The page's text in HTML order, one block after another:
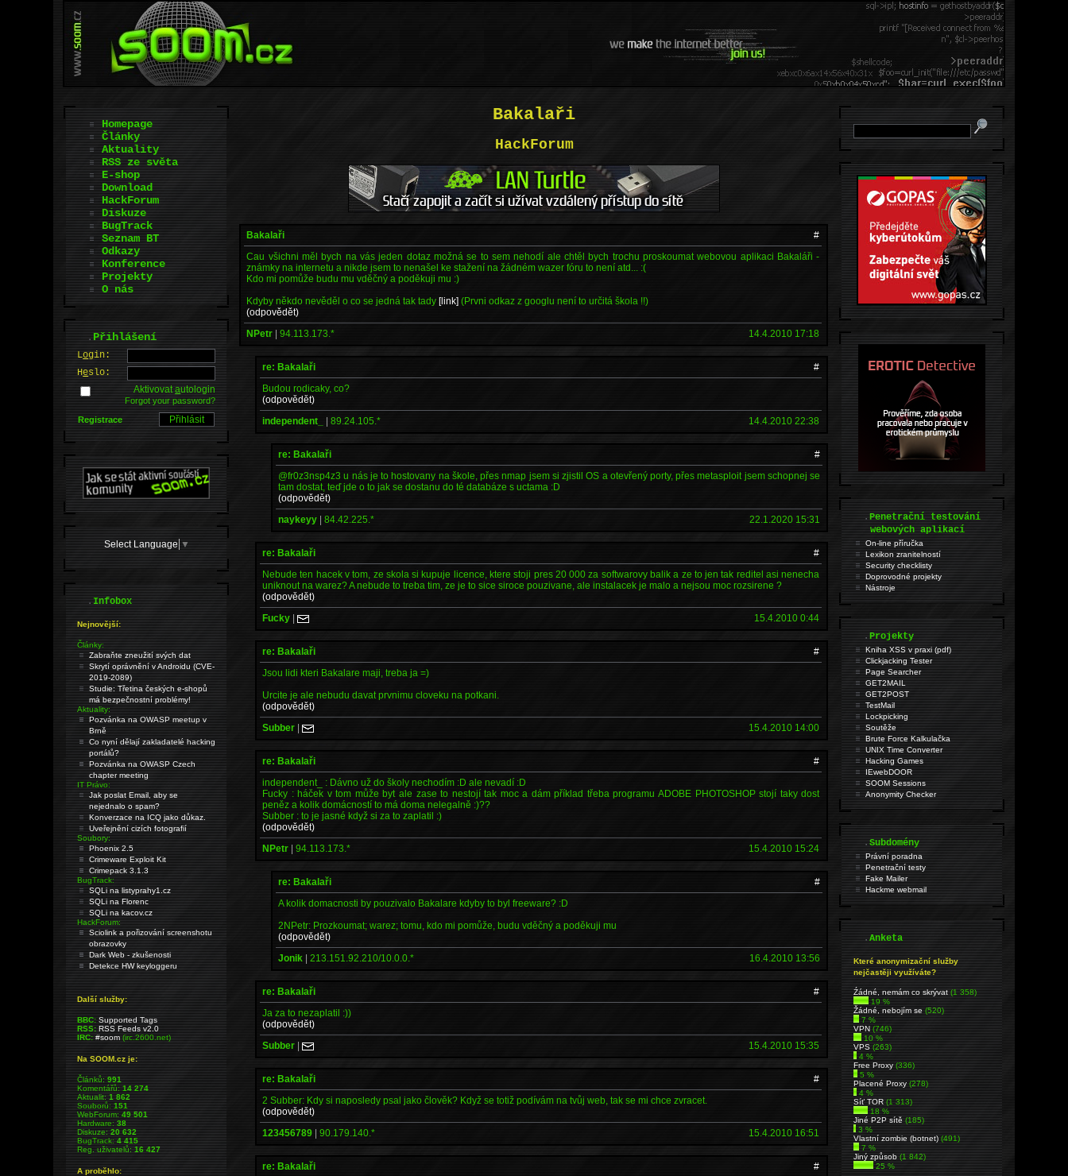
Bakalaři
HackForum
Bakalaři
#
Cau všichni měl bych na vás jeden dotaz možná se to sem nehodí ale chtěl bych trochu proskoumat webovou aplikaci Bakaláři -
známky na internetu a nikde jsem to nenašel ke stažení na žádném wazer fóru to není atd... :(
Kdo mi pomůže budu mu vděčný a poděkuji mu :)
Kdyby někdo nevěděl o co se jedná tak tady[link] (Prvni odkaz z googlu není to určitá škola !!)
(odpovědět)
NPetr |94.113.173.* 14.4.2010 17:18
re: Bakalaři
#
Budou rodicaky, co?
(odpovědět)
independent_
|89.24.105.* 14.4.2010 22:38
re: Bakalaři
#
@fr0z3nsp4z3 u nás je to hostovany na škole, přes nmap jsem si zjistil OS a otevřený porty, přes metasploit jsem schopnej se
tam dostat, teď jde o to jak se dostanu do té databáze s uctama :D
(odpovědět)
naykeyy |84.42.225.* 22.1.2020 15:31
re: Bakalaři
#
Nebude ten hacek v tom, ze skola si kupuje licence, ktere stoji pres 20 000 za softwarovy balik a ze to jen tak reditel asi nenecha
uniknout na warez? A nebude to treba tim, ze je to sice siroce pouzivane, ale instalacek je malo a nejsou moc rozsirene ?
(odpovědět)
Fucky | 15.4.2010 0:44
re: Bakalaři
#
Jsou lidi kteri Bakalare maji, treba ja =)
Urcite je ale nebudu davat prvnimu cloveku na potkani.
(odpovědět)
Subber | 15.4.2010 14:00
re: Bakalaři
#
independent_ : Dávno už do školy nechodím :D ale nevadí :D
Fucky : háček v tom může byt ale zase to nestojí tak moc a dám příklad třeba programu ADOBE PHOTOSHOP stojí taky dost
peněz a kolik domácností to má doma nelegalně :)??
Subber : to je jasné když si za to zaplatil :)
(odpovědět)
NPetr |94.113.173.* 15.4.2010 15:24
re: Bakalaři
#
A kolik domacnosti by pouzivalo Bakalare kdyby to byl freeware? :D
2NPetr: Prozkoumat; warez; tomu, kdo mi pomůže, budu vděčný a poděkuji mu
(odpovědět)
Jonik |213.151.92.210/10.0.0.* 16.4.2010 13:56
re: Bakalaři
#
Ja za to nezaplatil :))
(odpovědět)
Subber | 15.4.2010 15:35
re: Bakalaři
#
2 Subber: Kdy si naposledy psal jako člověk? Když se totiž podívám na tvůj web, tak se mi chce zvracet.
(odpovědět)
123456789 |90.179.140.* 15.4.2010 16:51
re: Bakalaři
#
Homepage
Články
Aktuality
RSS ze světa
E-shop
Download
HackForum
Diskuze
BugTrack
Seznam BT
Odkazy
Konference
Projekty
O nás
.Přihlášení
Login:
Heslo:
Aktivovatautologin
Forgot your password?
Registrace
Select Language ▼
.Infobox
Nejnovější:
Články:
Zabraňte zneužití svých dat
Skrytí oprávnění v Androidu (CVE-
2019-2089)
Studie: Třetina českých e-shopů
má bezpečnostní problémy!
Aktuality:
Pozvánka na OWASP meetup v
Brně
Co nyní dělají zakladatelé hacking
portálů?
Pozvánka na OWASP Czech
chapter meeting
IT Právo:
Jak poslat Email, aby se
nejednalo o spam?
Konverzace na ICQ jako důkaz.
Uveřejnění cizích fotografií
Soubory:
Phoenix 2.5
Crimeware Exploit Kit
Crimepack 3.1.3
BugTrack:
SQLi na listyprahy1.cz
SQLi na Florenc
SQLi na kacov.cz
HackForum:
Sciolink a pořizování screenshotu
obrazovky
Dark Web - zkušenosti
Detekce HW keyloggeru
Další služby:
BBC: Supported Tags
RSS: RSS Feeds v2.0
IRC: #soom(irc.2600.net)
Na SOOM.cz je:
Článků:991
Komentářů:14 274
Aktualit:1 862
Souborů:151
WebForum:49 501
Hardware:38
Diskuze:20 632
BugTrack:4 415
Reg. uživatelů:16 427
A proběhlo:
.Penetrační testování
webových aplikací
On-line příručka
Lexikon zranitelností
Security checklisty
Doprovodné projekty
Nástroje
.Projekty
Kniha XSS v praxi (pdf)
Clickjacking Tester
Page Searcher
GET2MAIL
GET2POST
TestMail
Lockpicking
Soutěže
Brute Force Kalkulačka
UNIX Time Converter
Hacking Games
IEwebDOOR
SOOM Sessions
Anonymity Checker
.Subdomény
Právní poradna
Penetrační testy
Fake Mailer
Hackme webmail
.Anketa
Které anonymizační služby
nejčastěji využíváte?
Źádné, nemám co skrývat(1 358)
19 %
Žádné, nebojím se(520)
7 %
VPN(746)
10 %
VPS(263)
4 %
Free Proxy(336)
5 %
Placené Proxy(278)
4 %
Síť TOR(1 313)
18 %
Jiné P2P sítě(185)
3 %
Vlastní zombie (botnet)(491)
7 %
Jiný způsob(1 842)
25 %